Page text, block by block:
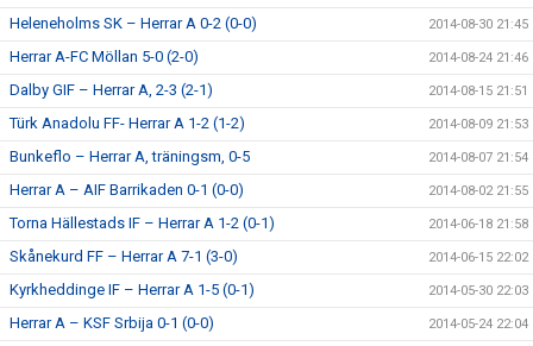
Heleneholms SK – Herrar A 0-2 (0-0) 2014-08-30 21:45
Herrar A-FC Möllan 5-0 (2-0) 2014-08-24 21:46
Dalby GIF – Herrar A, 2-3 (2-1) 2014-08-15 21:51
Türk Anadolu FF- Herrar A 1-2 (1-2) 2014-08-09 21:53
Bunkeflo – Herrar A, träningsm, 0-5 2014-08-07 21:54
Herrar A – AIF Barrikaden 0-1 (0-0) 2014-08-02 21:55
Torna Hällestads IF – Herrar A 1-2 (0-1) 2014-06-18 21:58
Skånekurd FF – Herrar A 7-1 (3-0) 2014-06-15 22:02
Kyrkheddinge IF – Herrar A 1-5 (0-1) 2014-05-30 22:03
Herrar A – KSF Srbija 0-1 (0-0) 2014-05-24 22:04